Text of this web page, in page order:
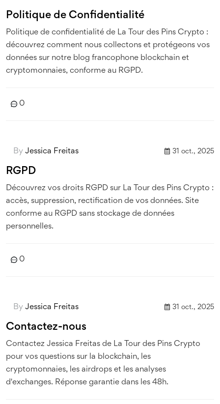
Politique de Confidentialité
Politique de confidentialité de La Tour des Pins Crypto :
découvrez comment nous collectons et protégeons vos
données sur notre blog francophone blockchain et
cryptomonnaies, conforme au RGPD.
0
By Jessica Freitas 31 oct., 2025
RGPD
Découvrez vos droits RGPD sur La Tour des Pins Crypto :
accès, suppression, rectification de vos données. Site
conforme au RGPD sans stockage de données
personnelles.
0
By Jessica Freitas 31 oct., 2025
Contactez-nous
Contactez Jessica Freitas de La Tour des Pins Crypto
pour vos questions sur la blockchain, les
cryptomonnaies, les airdrops et les analyses
d'exchanges. Réponse garantie dans les 48h.